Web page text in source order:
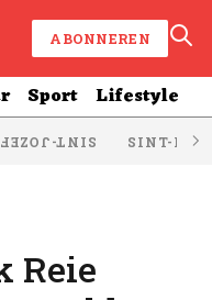
ABONNEREN
Sport Lifestyle
SINT-JOZEF SINT-
Reie